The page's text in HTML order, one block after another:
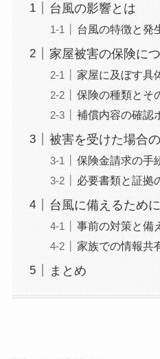
台風の影響とは
台風の特徴と発
家屋被害の保険に
家屋に及ぼす具
保険の種類とそ
補償内容の確認
被害を受けた場合
保険金請求の手
必要書類と証拠
台風に備えるため
事前の対策と備
家族での情報共
まとめ